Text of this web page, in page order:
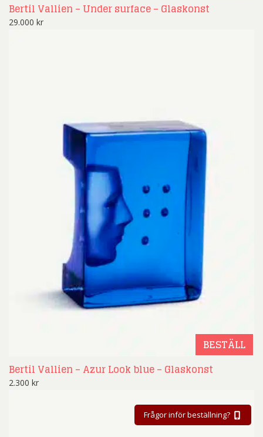
Bertil Vallien – Under surface – Glaskonst
29.000 kr
BESTÄLL
Bertil Vallien – Azur Look blue – Glaskonst
2.300 kr
Frågor inför beställning?